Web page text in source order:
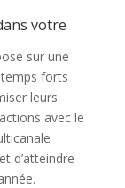
votre
sur une
forts
leurs
avec le
d’atteindre